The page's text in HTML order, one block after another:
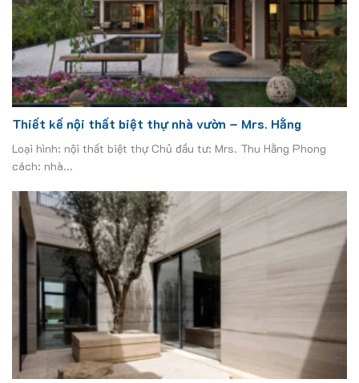
Thiết kế nội thất biệt thự nhà vườn – Mrs. Hằng
Loại hình: nội thất biệt thự Chủ đầu tư: Mrs. Thu Hằng Phong
cách: nhà...